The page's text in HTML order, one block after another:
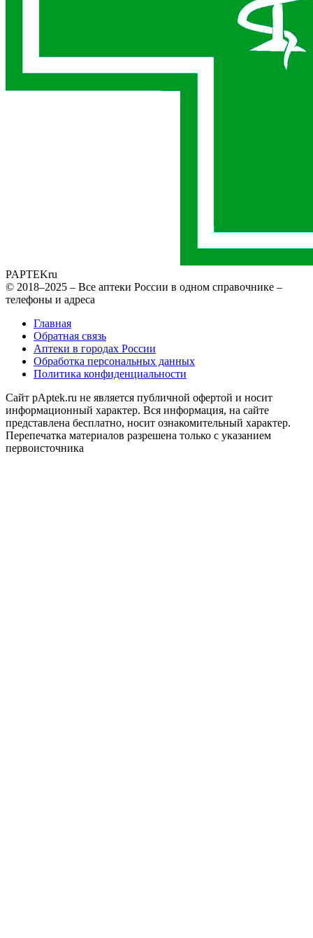
PAPTEKru
© 2018–2025 – Все аптеки России в одном справочнике –
телефоны и адреса
Главная
Обратная связь
Аптеки в городах России
Обработка персональных данных
Политика конфиденциальности
Сайт pAptek.ru не является публичной офертой и носит
информационный характер. Вся информация, на сайте
представлена бесплатно, носит ознакомительный характер.
Перепечатка материалов разрешена только с указанием
первоисточника